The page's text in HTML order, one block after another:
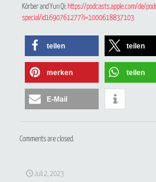
Körber and Yun Qi: https://podcasts.apple.com/de/
special/id1690761277?i=1000618837103
teilen teilen
merken teilen
E-Mail
Comments are closed.
Juli 2, 2023